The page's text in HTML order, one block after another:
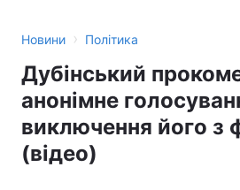
Новини › Політика
Дубінський
анонімне
виключення його з
(відео)